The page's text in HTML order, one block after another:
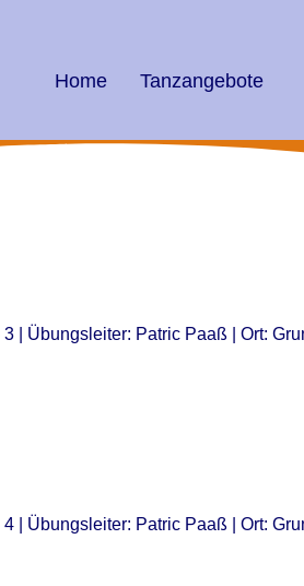
Home Tanzangebote
| Übungsleiter: Patric Paaß | Ort:
| Übungsleiter: Patric Paaß | Ort: